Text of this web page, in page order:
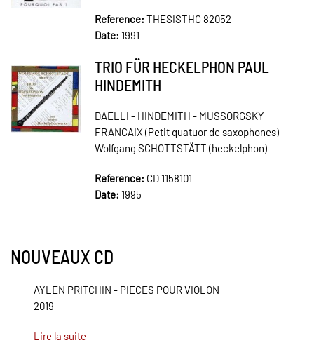
Reference: THESISTHC 82052
Date: 1991
TRIO FÜR HECKELPHON PAUL
HINDEMITH
DAELLI - HINDEMITH - MUSSORGSKY
FRANCAIX (Petit quatuor de saxophones)
Wolfgang SCHOTTSTÄTT (heckelphon)
Reference: CD 1158101
Date: 1995
NOUVEAUX CD
AYLEN PRITCHIN - PIECES POUR VIOLON
2019
Lire la suite